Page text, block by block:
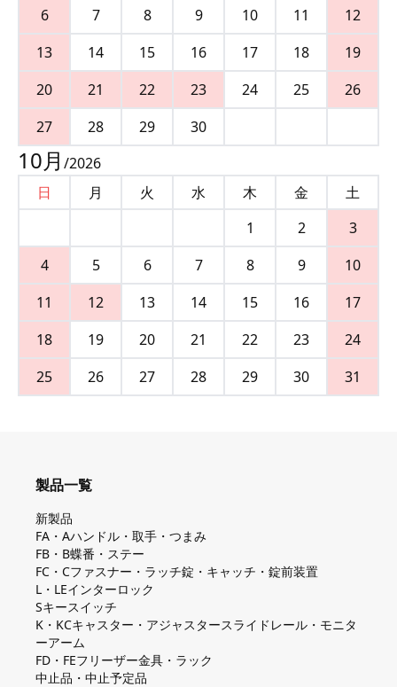
6
7 8 9 10 11
12
13
14 15 16 17 18
19
20
21 22 23 24 25
26
27
28 29 30
10月 /2026
日
月 火 水 木 金
土
1
2
3
4
5 6 7 8 9
10
11
12 13 14 15 16
17
18
19 20 21 22 23
24
25
26 27 28 29 30 31
製品一覧
新製品
FA・Aハンドル・取手・つまみ
FB・B蝶番・ステー
FC・Cファスナー・ラッチ錠・キャッチ・錠前装置
L・LEインターロック
Sキースイッチ
K・KCキャスター・アジャスタースライドレール・モニタ
ーアーム
FD・FEフリーザー金具・ラック
中止品・中止予定品